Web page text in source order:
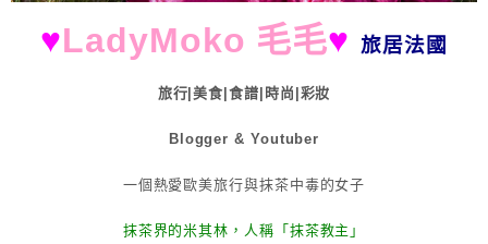
♥LadyMoko 毛毛♥ 旅居法國
旅行|美食|食譜|時尚|彩妝
Blogger & Youtuber
一個熱愛歐美旅行與抹茶中毒的女子
抹茶界的米其林，人稱「抹茶教主」